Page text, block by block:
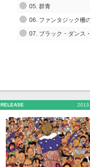
05. 群青
06. ファンタジック柵
07. ブラック・ダンス
RELEASE